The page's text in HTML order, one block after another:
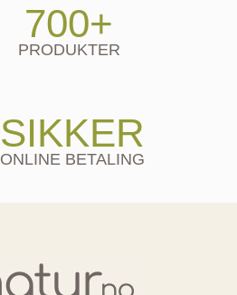
700+
PRODUKTER
SIKKER
ONLINE BETALING